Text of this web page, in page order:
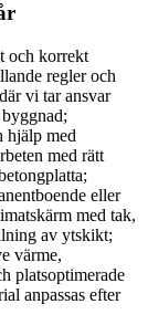
och korrekt
regler och
vi tar ansvar
hjälp med
med rätt
eller
med tak,
av ytskikt;
värme,
platsoptimerade
anpassas efter